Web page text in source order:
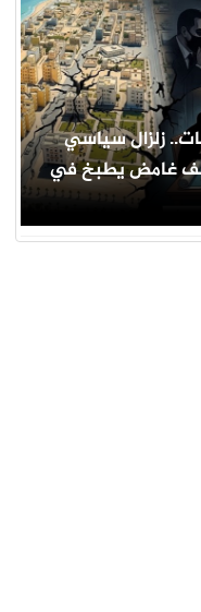
زلزال سياسي
غامض يطبخ في